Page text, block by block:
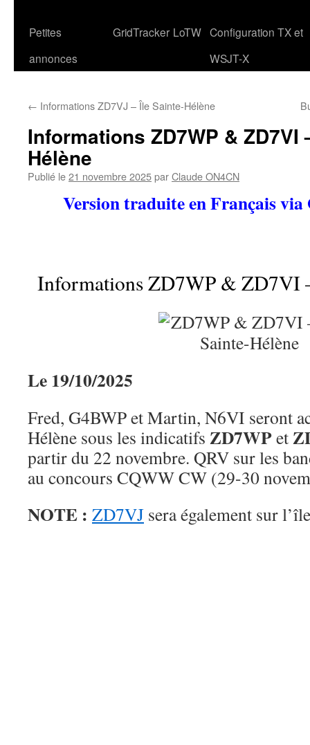
Petites
annonces
GridTracker LoTW Configuration TX et
WSJT-X
← Informations ZD7VJ – Île Sainte-Hélène
Informations ZD7WP & ZD7VI
Hélène
Publié le21 novembre 2025parClaude ON4CN
Version traduite en Français via
Informations ZD7WP & ZD7VI
Le 19/10/2025
Fred, G4BWP et Martin, N6VI seront
Hélène sous les indicatifs ZD7WPet
partir du 22 novembre. QRV sur les
au concours CQWW CW (29-30
NOTE : ZD7VJ sera également sur